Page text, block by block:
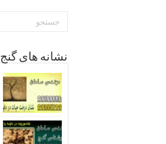
نشانه های گنج